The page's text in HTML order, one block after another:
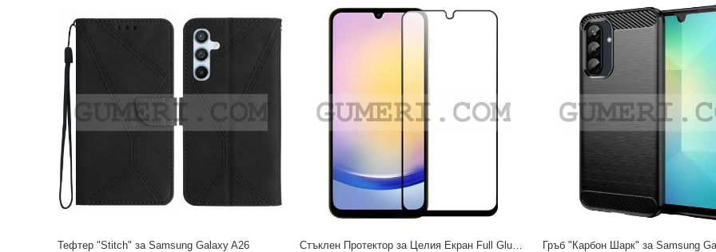
Тефтер "Stitch" за Samsung Galaxy A26 Гръб "Карбон Шарк" за Samsung